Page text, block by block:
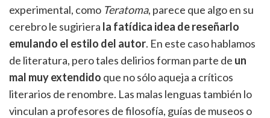
experimental, como Teratoma, parece que algo en su
cerebro le sugiriera la fatídica idea de reseñarlo
emulando el estilo del autor. En este caso hablamos
de literatura, pero tales delirios forman parte de un
mal muy extendido que no sólo aqueja a críticos
literarios de renombre. Las malas lenguas también lo
vinculan a profesores de filosofía, guías de museos o